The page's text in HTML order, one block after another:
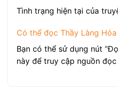
Tình trạng hiện tại của
Có thể đọc Thầy Làng
Bạn có thể sử dụng nút
này để truy cập nguồn